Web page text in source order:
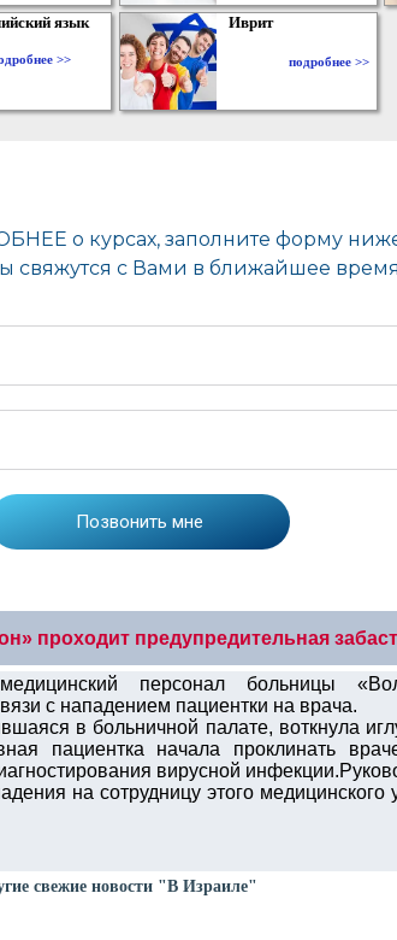
язык
>>
Иврит
подробнее >>
проходит предупредительная
персонал больницы
с нападением пациентки на врача.
в больничной палате, воткнула
пациентка начала проклинать
вирусной
на сотрудницу этого
свежие новости "В Израиле"